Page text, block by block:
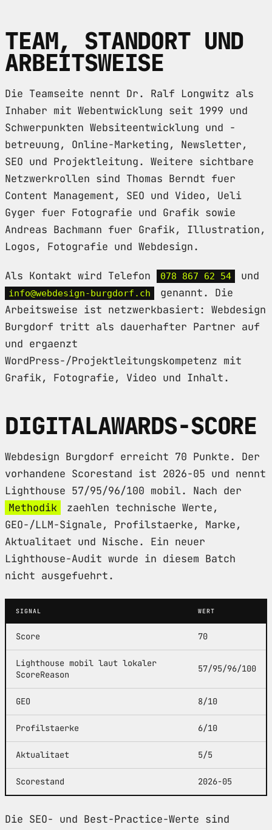
TEAM, STANDORT UND
ARBEITSWEISE
Die Teamseite nennt Dr. Ralf Longwitz als
Inhaber mit Webentwicklung seit 1999 und
Schwerpunkten Websiteentwicklung und -
betreuung, Online-Marketing, Newsletter,
SEO und Projektleitung. Weitere sichtbare
Netzwerkrollen sind Thomas Berndt fuer
Content Management, SEO und Video, Ueli
Gyger fuer Fotografie und Grafik sowie
Andreas Bachmann fuer Grafik, Illustration,
Logos, Fotografie und Webdesign.
Als Kontakt wird Telefon 078 867 62 54 und
info@webdesign-burgdorf.ch
genannt. Die
Arbeitsweise ist netzwerkbasiert: Webdesign
Burgdorf tritt als dauerhafter Partner auf
und ergaenzt
WordPress-/Projektleitungskompetenz mit
Grafik, Fotografie, Video und Inhalt.
DIGITALAWARDS-SCORE
Webdesign Burgdorf erreicht 70 Punkte. Der
vorhandene Scorestand ist 2026-05 und nennt
Lighthouse 57/95/96/100 mobil. Nach der
Methodik
zaehlen technische Werte,
GEO-/LLM-Signale, Profilstaerke, Marke,
Aktualitaet und Nische. Ein neuer
Lighthouse-Audit wurde in diesem Batch
nicht ausgefuehrt.
SIGNAL WERT
Score 70
Lighthouse mobil laut lokaler
ScoreReason
57/95/96/100
GEO 8/10
Profilstaerke 6/10
Aktualitaet 5/5
Scorestand 2026-05
Die SEO- und Best-Practice-Werte sind